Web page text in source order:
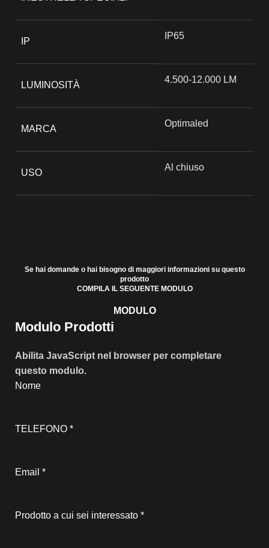
IP
IP65
LUMINOSITÀ
4.500-12.000 LM
MARCA
Optimaled
USO
Al chiuso
Se hai domande o hai bisogno di maggiori informazioni su questo
prodotto
COMPILA IL SEGUENTE MODULO
MODULO
Modulo Prodotti
Abilita JavaScript nel browser per completare
questo modulo.
Nome
TELEFONO *
Email *
Prodotto a cui sei interessato *